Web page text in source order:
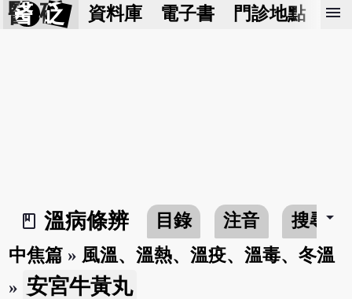
醫 砭 資料庫 電子書 門診地點 預
menu
book_2
溫病條辨 目錄 注音 搜尋arrow_drop_down
中焦篇 » 風溫、溫熱、溫疫、溫毒、冬溫
» 安宮牛黃丸